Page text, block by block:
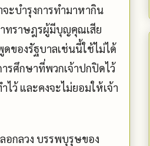
ะบำรุงการทำมาหากิน
าทราษฎรผู้มีบุญคุณเสีย
ดของรัฐบาลเช่นนี้ใช้ไม่ได้
ารศึกษาที่พวกเจ้าปกปิดไว้
ไว้ และคงจะไม่ยอมให้เจ้า
อกลวง บรรพบุรุษของ